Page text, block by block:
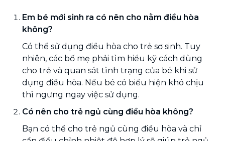
Em bé mới sinh ra có nên cho nằm điều hòa
không?
Có thể sử dụng điều hòa cho trẻ sơ sinh. Tuy
nhiên, các bố mẹ phải tìm hiểu kỹ cách dùng
cho trẻ và quan sát tình trạng của bé khi sử
dụng điều hòa. Nếu bé có biểu hiện khó chịu
thì ngưng ngay việc sử dụng.
Có nên cho trẻ ngủ cùng điều hòa không?
Bạn có thể cho trẻ ngủ cùng điều hòa và chỉ